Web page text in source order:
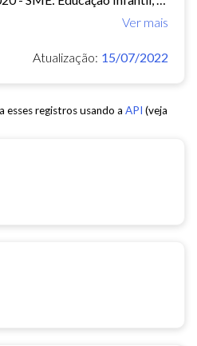
Ver mais
Atualização: 15/07/2022
esses registros usando a API (veja